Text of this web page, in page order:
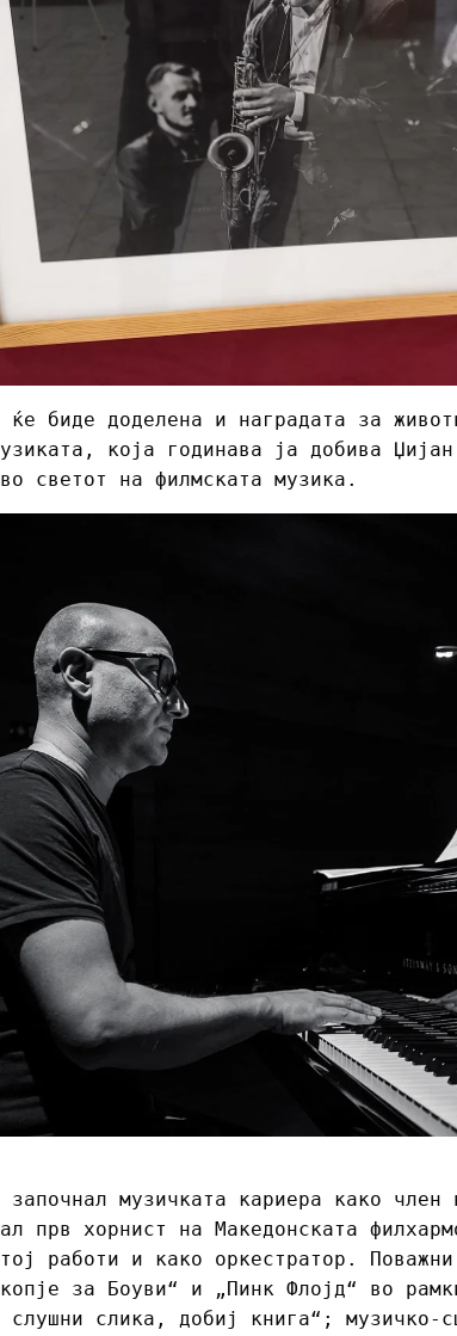
ќе биде доделена и наградата за
која годинава ја добива
светот на филмската музика.
музичката кариера како член
прв хорнист на Македонската
работи и како оркестратор.
за Боуви“ и „Пинк Флојд“ во
слушни слика, добиј книга“; музичко-